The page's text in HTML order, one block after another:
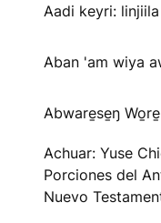
Aadi keyri:
Aban 'am wiya
Abware̱se̱ŋ
Achuar: Yuse
Porciones del
Nuevo